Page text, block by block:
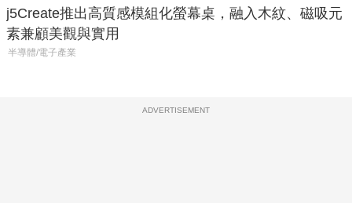
j5Create推出高質感模組化螢幕桌，融入木紋、磁吸元
素兼顧美觀與實用
半導體/電子產業
ADVERTISEMENT